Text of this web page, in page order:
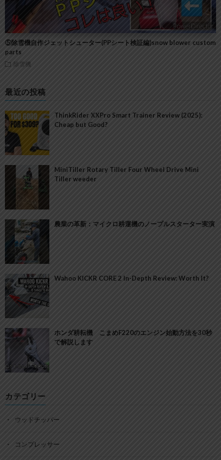
⑤除雪機自作ジェットシューター(PPシート検証編)snow blower custom
parts
除雪機
最近の投稿
ThinkRider XXPro Smart Trainer Review (2025):
Cheap but Good?
MiniTiller Rotary Tiller Four Wheel Drive Mini
Tiller weeder
農業の革新：マイクロ耕運機のノープルスターター実演
Wahoo KICKR CORE 2 In-Depth Review: Worth It?
ホンダ耕耘機 こまめF220のエンジン始動方法を30秒
で解説します
カテゴリー
ウッドチッパー
コンプレッサー